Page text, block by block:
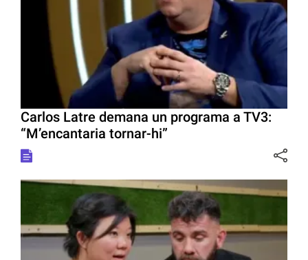
Carlos Latre demana un programa a TV3:
“M’encantaria tornar-hi”